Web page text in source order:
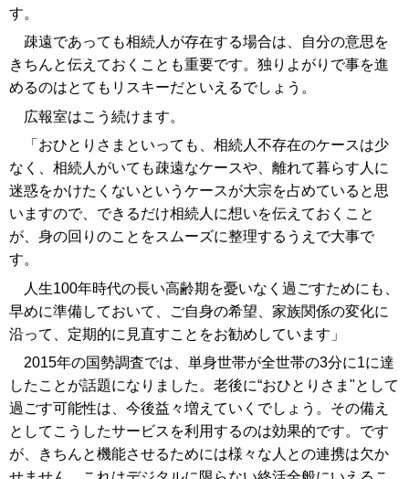
す。
疎遠であっても相続人が存在する場合は、自分の意思を
きちんと伝えておくことも重要です。独りよがりで事を進
めるのはとてもリスキーだといえるでしょう。
広報室はこう続けます。
「おひとりさまといっても、相続人不存在のケースは少
なく、相続人がいても疎遠なケースや、離れて暮らす人に
迷惑をかけたくないというケースが大宗を占めていると思
いますので、できるだけ相続人に想いを伝えておくこと
が、身の回りのことをスムーズに整理するうえで大事で
す。
人生100年時代の長い高齢期を憂いなく過ごすためにも、
早めに準備しておいて、ご自身の希望、家族関係の変化に
沿って、定期的に見直すことをお勧めしています」
2015年の国勢調査では、単身世帯が全世帯の3分に1に達
したことが話題になりました。老後に“おひとりさま"として
過ごす可能性は、今後益々増えていくでしょう。その備え
としてこうしたサービスを利用するのは効果的です。です
が、きちんと機能させるためには様々な人との連携は欠か